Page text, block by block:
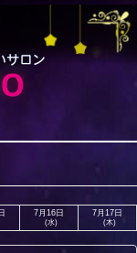
7月16日
(水)
7月17日
(木)